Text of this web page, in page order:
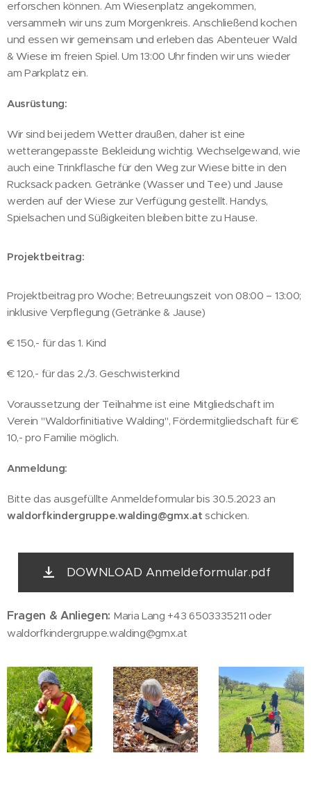
erforschen können. Am Wiesenplatz angekommen,
versammeln wir uns zum Morgenkreis. Anschließend kochen
und essen wir gemeinsam und erleben das Abenteuer Wald
& Wiese im freien Spiel. Um 13:00 Uhr finden wir uns wieder
am Parkplatz ein.
Ausrüstung:
Wir sind bei jedem Wetter draußen, daher ist eine
wetterangepasste Bekleidung wichtig. Wechselgewand, wie
auch eine Trinkflasche für den Weg zur Wiese bitte in den
Rucksack packen. Getränke (Wasser und Tee) und Jause
werden auf der Wiese zur Verfügung gestellt. Handys,
Spielsachen und Süßigkeiten bleiben bitte zu Hause.
Projektbeitrag:
Projektbeitrag pro Woche; Betreuungszeit von 08:00 – 13:00;
inklusive Verpflegung (Getränke & Jause)
€ 150,- für das 1. Kind
€ 120,- für das 2./3. Geschwisterkind
Voraussetzung der Teilnahme ist eine Mitgliedschaft im
Verein "Waldorfinitiative Walding", Fördermitgliedschaft für €
10,- pro Familie möglich.
Anmeldung:
Bitte das ausgefüllte Anmeldeformular bis 30.5.2023 an
waldorfkindergruppe.walding@gmx.at schicken.
DOWNLOAD Anmeldeformular.pdf
Fragen & Anliegen: Maria Lang +43 6503335211 oder
waldorfkindergruppe.walding@gmx.at